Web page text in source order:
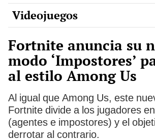
Videojuegos
Fortnite anuncia su
modo ‘Impostores’
al estilo Among Us
Al igual que Among Us, este
Fortnite divide a los jugadores
(agentes e impostores) y el
derrotar al contrario.